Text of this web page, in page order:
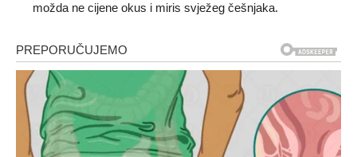
možda ne cijene okus i miris svježeg češnjaka.